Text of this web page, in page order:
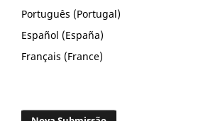
Português (Portugal)
Español (España)
Français (France)